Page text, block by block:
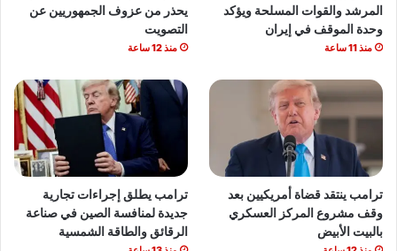
المرشد والقوات المسلحة ويؤكد
وحدة الموقف في إيران
منذ 11 ساعة
يحذر من عزوف الجمهوريين عن
التصويت
منذ 12 ساعة
ترامب ينتقد قضاة أمريكيين بعد
وقف مشروع المركز العسكري
بالبيت الأبيض
ترامب يطلق إجراءات تجارية
جديدة لمنافسة الصين في صناعة
الرقائق والطاقة الشمسية